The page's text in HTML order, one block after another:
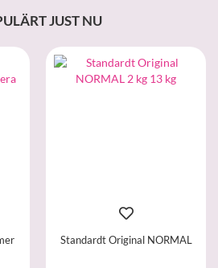
JUST NU
Standardt Original NORMAL